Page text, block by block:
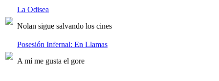
La Odisea
Nolan sigue salvando los cines
Posesión Infernal: En Llamas
A mí me gusta el gore